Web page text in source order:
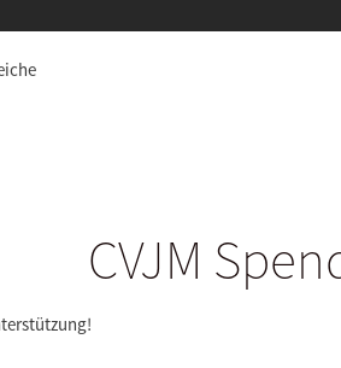
CVJM